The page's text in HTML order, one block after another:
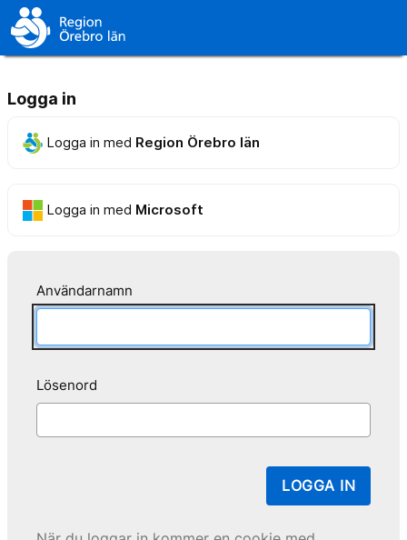
Logga in
Logga in med Region Örebro län
Logga in med Microsoft
Användarnamn
Lösenord
LOGGA IN